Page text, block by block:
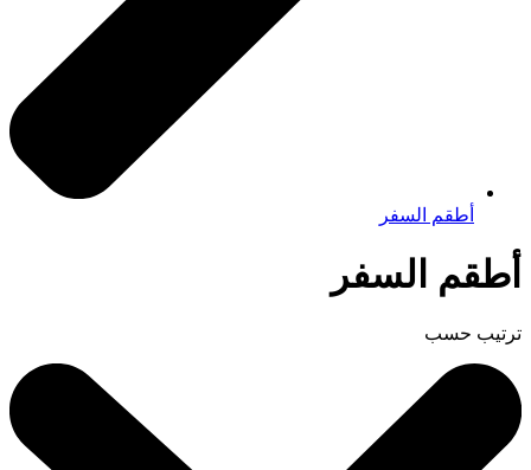
أطقم السفر
أطقم السفر
ترتيب حسب